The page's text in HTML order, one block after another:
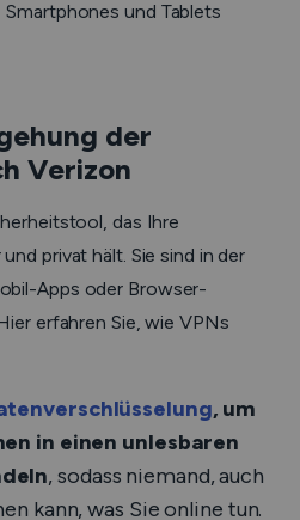
und Tablets
der
Verizon
das Ihre
privat hält. Sie sind in der
Apps oder Browser-
erfahren Sie, wie VPNs
, um
in einen unlesbaren
, sodass niemand, auch
kann, was Sie online tun.